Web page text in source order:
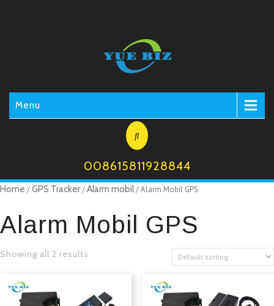
Menu
008615811928844
Home /GPS Tracker/Alarm mobil/ Alarm Mobil GPS
Alarm Mobil GPS
Showing all 2 results